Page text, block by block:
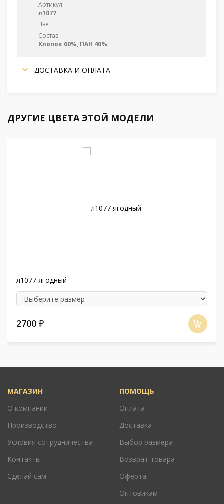
Артикул:
л1077
Цвет:
Состав
Хлопок 60%, ПАН 40%
ДОСТАВКА И ОПЛАТА
ДРУГИЕ ЦВЕТА ЭТОЙ МОДЕЛИ
л1077 ягодный
2700 ₽
МАГАЗИН
О компании
Производство
Условия сотрудничества
Контакты
Сделай сам
ПОМОЩЬ
Оплата
Доставка
Выбор размера
Возврат товара
Оферта
Оптовикам